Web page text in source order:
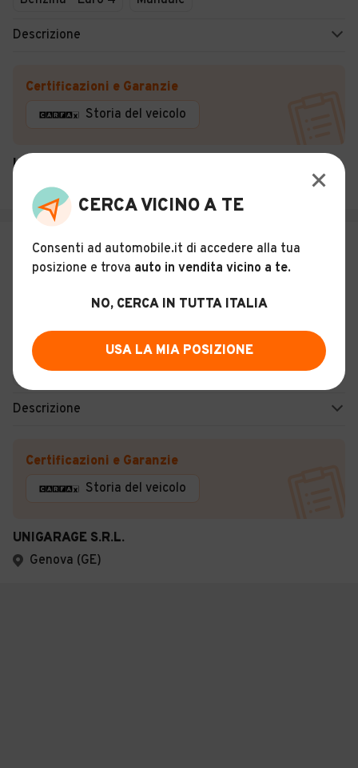
Descrizione
Certificazioni e Garanzie
Storia del veicolo
LAUTO S.R.L.
Pompei (NA)
12
€ 2.400
Fiat 600 1.1 Active
Usato Marzo 2009
118.000 km
Benzina - Euro 4
Manuale
Descrizione
Certificazioni e Garanzie
Storia del veicolo
UNIGARAGE S.R.L.
Genova (GE)
CERCA VICINO A TE
Consenti ad automobile.it di accedere alla tua
posizione e trova auto in vendita vicino a te.
NO, CERCA IN TUTTA ITALIA
USA LA MIA POSIZIONE